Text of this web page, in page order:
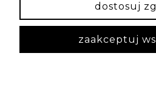
się bardzo obok nich
kolegi na urodziny, jeszcze
choć raz to ubrał, więc
dostosuj
zaakceptuj